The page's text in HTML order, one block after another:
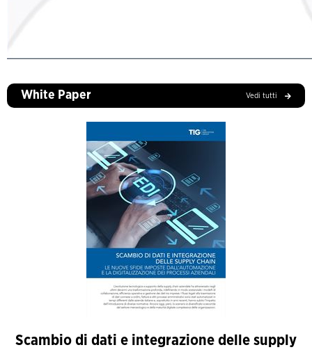
White Paper Vedi tutti
Scambio di dati e integrazione delle supply